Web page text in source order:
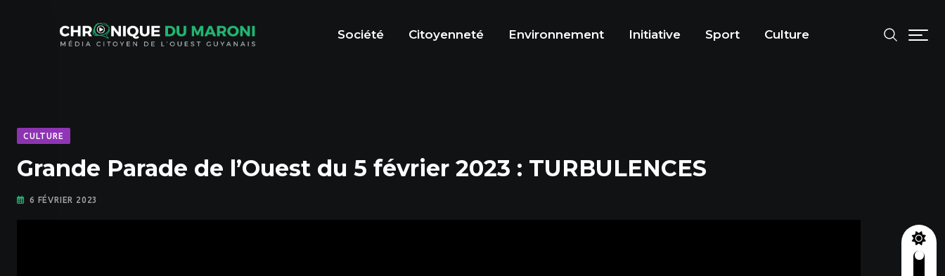
Société Citoyenneté Environnement Initiative Sport Culture
CULTURE
Grande Parade de l’Ouest du 5 février 2023 : TURBULENCES
6 FÉVRIER 2023